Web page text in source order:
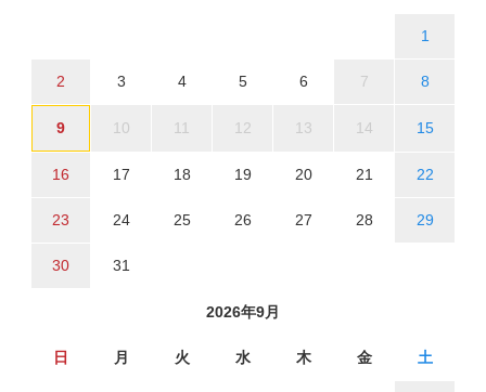
1
2 3 4 5 6 7 8
9 10 11 12 13 14 15
16 17 18 19 20 21 22
23 24 25 26 27 28 29
30 31
2026年9月
日 月 火 水 木 金 土